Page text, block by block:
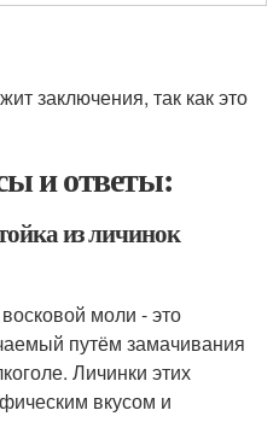
заключения, так как это
и ответы:
из личинок
моли - это
путём замачивания
Личинки этих
вкусом и